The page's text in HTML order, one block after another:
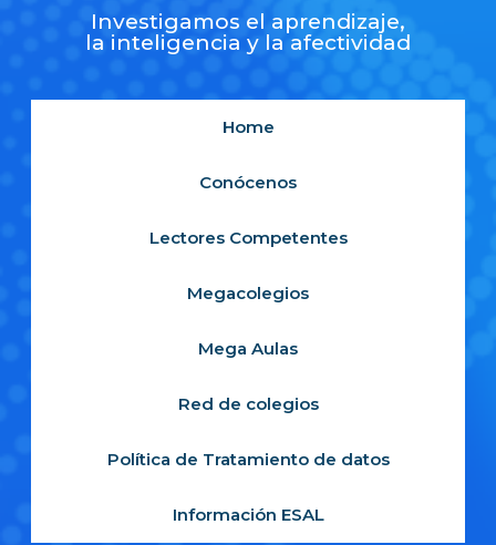
Investigamos el aprendizaje,
la inteligencia y la afectividad
Home
Conócenos
Lectores Competentes
Megacolegios
Mega Aulas
Red de colegios
Política de Tratamiento de datos
Información ESAL